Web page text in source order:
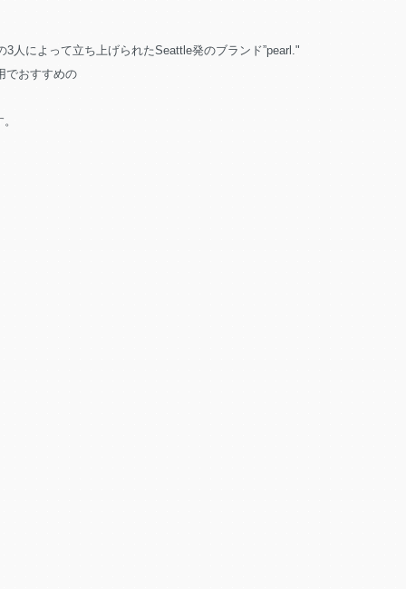
人によって立ち上げられたSeattle発のブランド”pearl."
でおすすめの